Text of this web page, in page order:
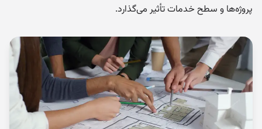
پروژه‌ها و سطح خدمات تأثیر می‌گذارد.